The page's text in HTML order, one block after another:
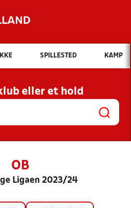
Hvad vil du søge efter?
INDHOLD OG NYHEDER
KLUBBER OG
HOLD
SPILLESTED KAMP
eller et hold
OB
Ligaen 2023/24